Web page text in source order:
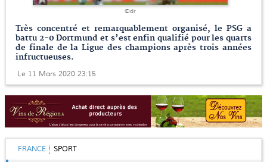
©dr
Très concentré et remarquablement organisé, le PSG a
battu 2-0 Dortmund et s’est enfin qualifié pour les quarts
de finale de la Ligue des champions après trois années
infructueuses.
Le 11 Mars 2020 23:15
FRANCE SPORT